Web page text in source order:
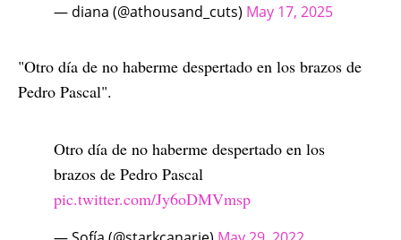
— diana (@athousand_cuts) May 17, 2025
"Otro día de no haberme despertado en los brazos de
Pedro Pascal".
Otro día de no haberme despertado en los
brazos de Pedro Pascal
pic.twitter.com/Jy6oDMVmsp